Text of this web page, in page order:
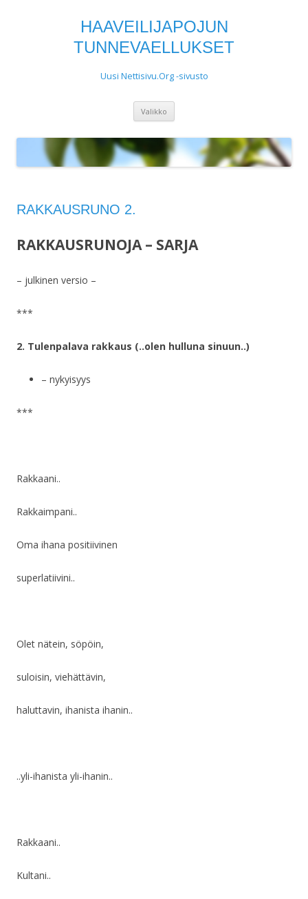
HAAVEILIJAPOJUN
TUNNEVAELLUKSET
Uusi Nettisivu.Org -sivusto
Valikko
RAKKAUSRUNO 2.
RAKKAUSRUNOJA – SARJA
– julkinen versio –
***
2. Tulenpalava rakkaus (..olen hulluna sinuun..)
– nykyisyys
***
Rakkaani..
Rakkaimpani..
Oma ihana positiivinen
superlatiivini..
Olet nätein, söpöin,
suloisin, viehättävin,
haluttavin, ihanista ihanin..
..yli-ihanista yli-ihanin..
Rakkaani..
Kultani..